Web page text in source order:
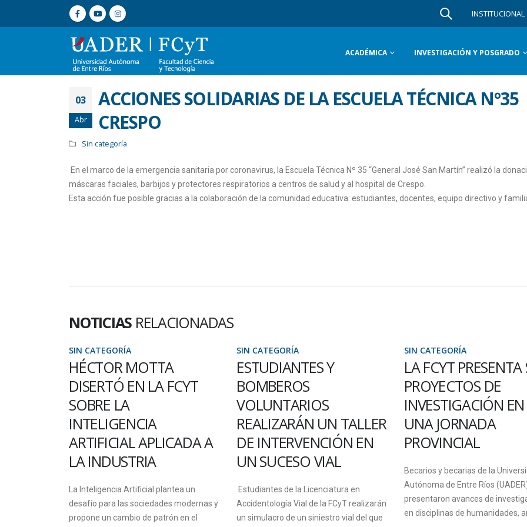
INSTITUCIONAL
ACADÉMICA INVESTIGACIÓN Y POSGRADO
03
Abr
ACCIONES SOLIDARIAS DE LA ESCUELA TÉCNICA Nº35
CRESPO
Sin categoría
En el marco de la emergencia sanitaria por coronavirus, la Escuela Técnica Nº 35 “General José San Martín” realizó la
máscaras faciales, barbijos y protectores respiratorios a centros de salud y al hospital de Crespo.
Esta acción fue posible gracias a la colaboración de la comunidad educativa: estudiantes, docentes, equipo directivo y
NOTICIAS RELACIONADAS
SIN CATEGORÍA
ESTUDIANTES Y
BOMBEROS
VOLUNTARIOS
REALIZARÁN UN TALLER
DE INTERVENCIÓN EN
UN SUCESO VIAL
Estudiantes de la Licenciatura en
Accidentología Vial de la FCyT realizarán
un simulacro de un siniestro vial del que
SIN CATEGORÍA
LA FCYT PRESENTA SUS
PROYECTOS DE
INVESTIGACIÓN EN
UNA JORNADA
PROVINCIAL
Autónoma de Entre Ríos (UADER)
presentaron avances de investigaciones
en disciplinas de humanidades, artes,...
SIN CATEGORÍA
CONVOCAN A
ESTUDIANTES PARA
REALIZAR PASANTÍA
RENTADA EN LA
MUNICIPALIDAD DE
La Municipalidad de Paraná
estudiantes de la Licenciatura en
Sistema de Información y